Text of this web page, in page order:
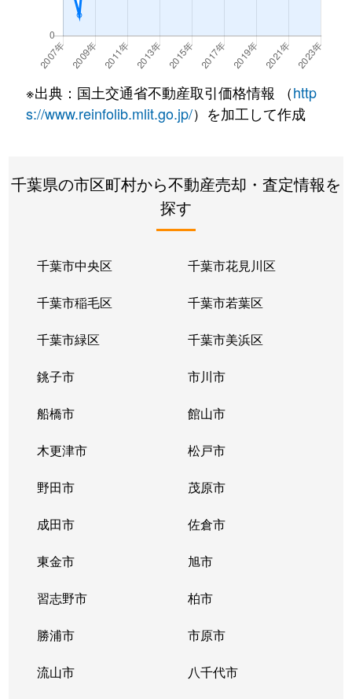
※出典：国土交通省不動産取引価格情報 （http
s://www.reinfolib.mlit.go.jp/）を加工して作成
千葉県の市区町村から不動産売却・査定情報を
探す
千葉市中央区 千葉市花見川区
千葉市稲毛区 千葉市若葉区
千葉市緑区 千葉市美浜区
銚子市 市川市
船橋市 館山市
木更津市 松戸市
野田市 茂原市
成田市 佐倉市
東金市 旭市
習志野市 柏市
勝浦市 市原市
流山市 八千代市